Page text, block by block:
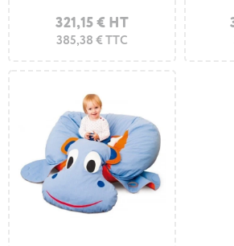
321,15 € HT
385,38 € TTC